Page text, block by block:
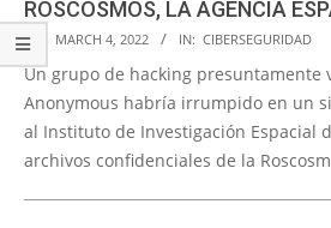
ROSCOSMOS, LA AGENCIA
2022-
03-
04
ON: MARCH 4, 2022 IN: CIBERSEGURIDAD
Un grupo de hacking presuntamente
Anonymous habría irrumpido en un
al Instituto de Investigación Espacial
archivos confidenciales de la